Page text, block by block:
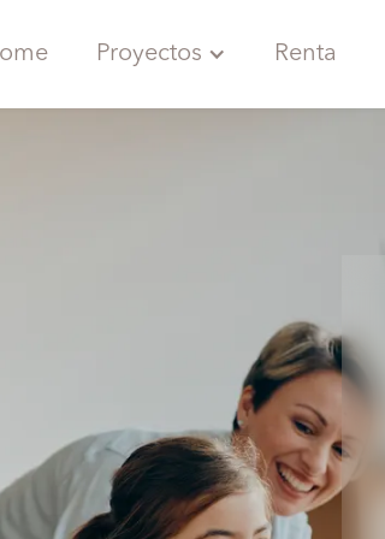
Proyectos Renta